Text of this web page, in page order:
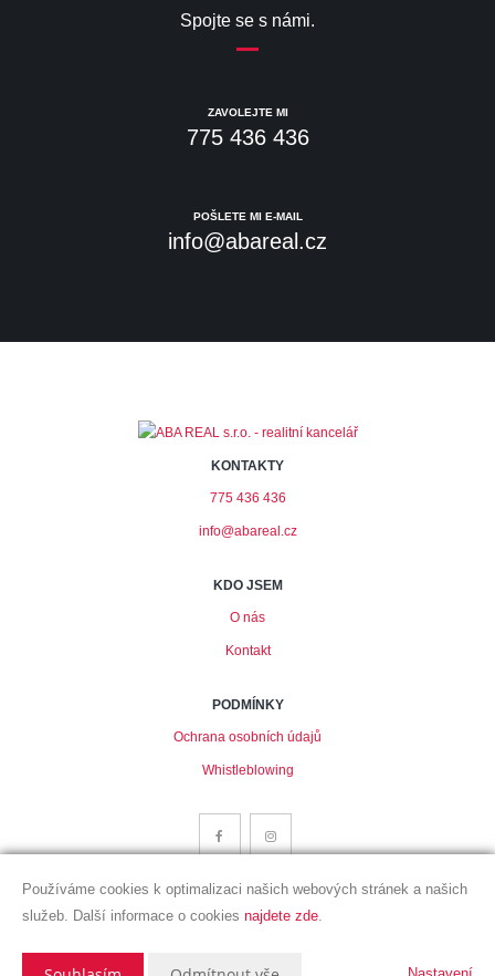
Spojte se s námi.
ZAVOLEJTE MI
775 436 436
POŠLETE MI E-MAIL
info@abareal.cz
KONTAKTY
775 436 436
info@abareal.cz
KDO JSEM
O nás
Kontakt
PODMÍNKY
Ochrana osobních údajů
Whistleblowing
Používáme cookies k optimalizaci našich webových stránek a našich
služeb. Další informace o cookies najdete zde.